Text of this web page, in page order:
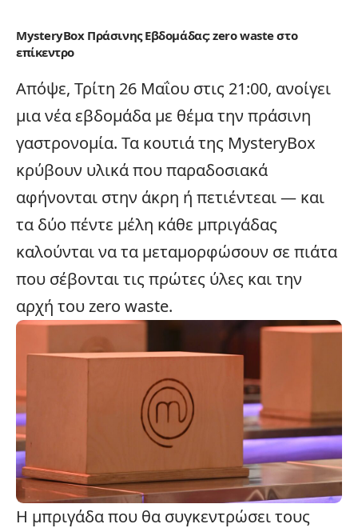
MysteryBox Πράσινης Εβδομάδας: zero waste στο
επίκεντρο
Απόψε, Τρίτη 26 Μαΐου στις 21:00, ανοίγει
μια νέα εβδομάδα με θέμα την πράσινη
γαστρονομία. Τα κουτιά της MysteryBox
κρύβουν υλικά που παραδοσιακά
αφήνονται στην άκρη ή πετιέντεαι — και
τα δύο πέντε μέλη κάθε μπριγάδας
καλούνται να τα μεταμορφώσουν σε πιάτα
που σέβονται τις πρώτες ύλες και την
αρχή του zero waste.
Η μπριγάδα που θα συγκεντρώσει τους